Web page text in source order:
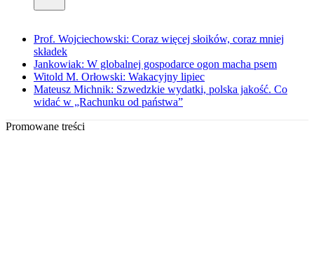
Prof. Wojciechowski: Coraz więcej słoików, coraz mniej
składek
Jankowiak: W globalnej gospodarce ogon macha psem
Witold M. Orłowski: Wakacyjny lipiec
Mateusz Michnik: Szwedzkie wydatki, polska jakość. Co
widać w „Rachunku od państwa”
Promowane treści